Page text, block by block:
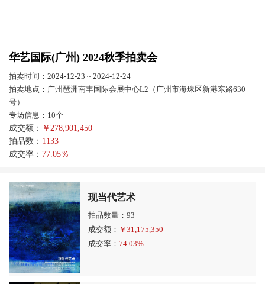
服务指南
新闻中心
关于我们
成交额： ￥ 278,901,450
拍品数： 1133
成交率： 77.05％
华艺国际(广州) 2024秋季拍卖会
拍卖时间：2024-12-23 ~ 2024-12-24
拍卖地点：广州琶洲南丰国际会展中心L2（广州市海珠区新港东路630
号）
专场信息：10个
现当代艺术
拍品数量：93
成交额： ￥ 31,175,350
成交率： 74.03%